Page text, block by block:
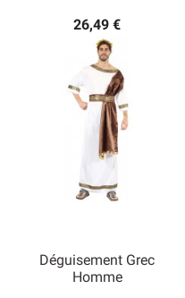
26,49 €
Déguisement Grec
Homme